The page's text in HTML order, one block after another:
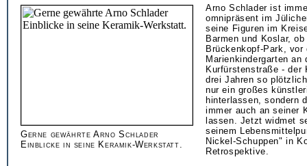
Gerne gewährte Arno Schlader
Einblicke in seine Keramik-Werkstatt.
Arno Schlader ist
omnipräsent im
seine Figuren im
Barmen und Koslar,
Brückenkopf-Park, vor
Marienkindergarten an
Kurfürstenstraße - der
drei Jahren so
nur ein großes
hinterlassen, sondern
immer auch an seiner
lassen. Jetzt widmet
seinem
Nickel-Schuppen" in
Retrospektive.